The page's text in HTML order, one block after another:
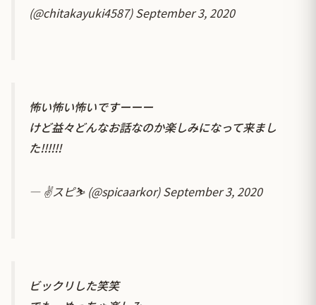
(@chitakayuki4587)September 3, 2020
怖い怖い怖いですーーー
けど益々どんなお話なのか楽しみになって来まし
た!!!!!!
— ✌️スピ⛷️ (@spicaarkor)September 3, 2020
ビックリした笑笑